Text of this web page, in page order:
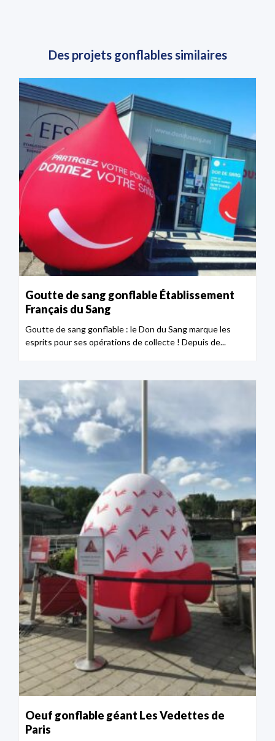
Des projets gonflables similaires
Goutte de sang gonflable Établissement
Français du Sang
Goutte de sang gonflable : le Don du Sang marque les
esprits pour ses opérations de collecte ! Depuis de...
Oeuf gonflable géant Les Vedettes de
Paris